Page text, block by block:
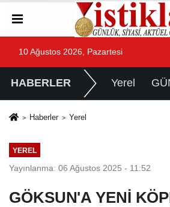
10 Ağustos 2026, Pazartesi
HABERLER Yerel
Haberler Yerel
YEREL
Yayınlanma: 06 Ağustos 2025 - 11:52
GÖKSUN'A YENİ